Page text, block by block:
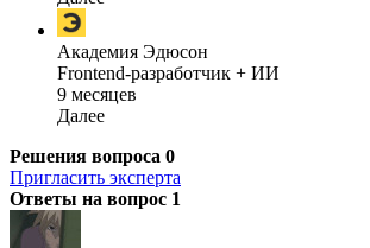
Академия Эдюсон
Frontend-разработчик + ИИ
9 месяцев
Далее
Решения вопроса 0
Пригласить эксперта
Ответы на вопрос 1